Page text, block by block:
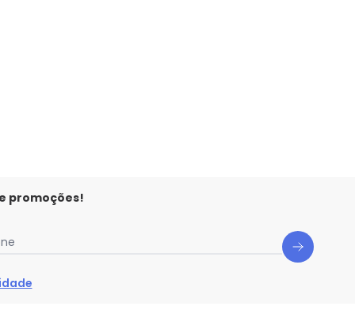
promoções!